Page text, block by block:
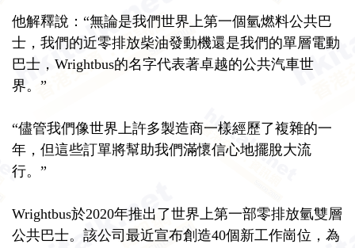
他解釋說：“無論是我們世界上第一個氫燃料公共巴
士，我們的近零排放柴油發動機還是我們的單層電動
巴士，Wrightbus的名字代表著卓越的公共汽車世
界。”
“儘管我們像世界上許多製造商一樣經歷了複雜的一
年，但這些訂單將幫助我們滿懷信心地擺脫大流
行。”
Wrightbus於2020年推出了世界上第一部零排放氫雙層
公共巴士。該公司最近宣布創造40個新工作崗位，為